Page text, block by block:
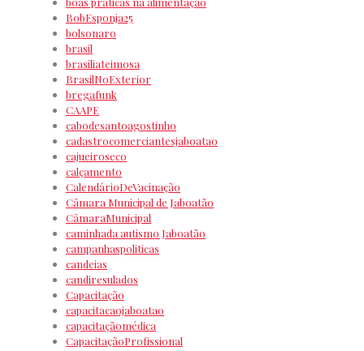
BobEsponja25
bolsonaro
brasil
brasiliateimosa
BrasilNoExterior
bregafunk
CAAPE
cabodesantoagostinho
cadastrocomerciantesjaboatao
cajueiroseco
calçamento
CalendárioDeVacinação
Câmara Municipal de Jaboatão
CâmaraMunicipal
caminhada autismo Jaboatão
campanhaspoliticas
candeias
candiresulados
Capacitação
capacitacaojaboatao
capacitaçãomédica
CapacitaçãoProfissional